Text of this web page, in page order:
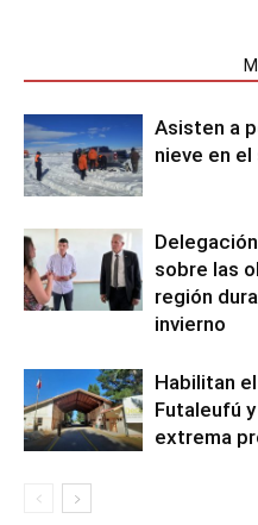
Asisten a
nieve en
sobre las
región
invierno
Habilitan
Futaleufú
extrema